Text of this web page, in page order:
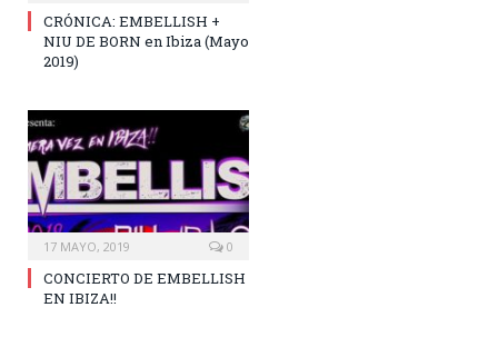
CRÓNICA: EMBELLISH +
NIU DE BORN en Ibiza (Mayo
2019)
17 MAYO, 2019 0
CONCIERTO DE EMBELLISH
EN IBIZA!!